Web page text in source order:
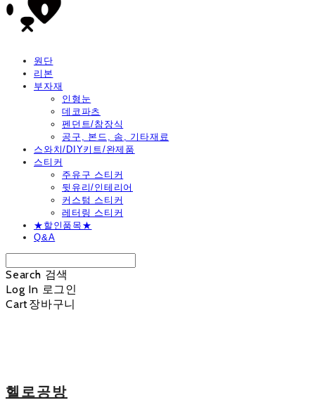
원단
리본
부자재
인형눈
데코파츠
펜던트/참장식
공구, 본드, 솜, 기타재료
스와치/DIY키트/완제품
스티커
주유구 스티커
뒷유리/인테리어
커스텀 스티커
레터링 스티커
★할인품목★
Q&A
Search 검색
Log In 로그인
Cart장바구니
헬로공방